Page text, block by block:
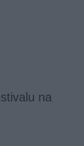
na